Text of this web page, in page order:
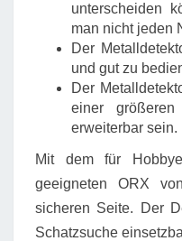
unterscheiden
man nicht jeden
Der
und gut zu
Der
einer größeren
erweiterbar sein.
Mit dem für
geeigneten ORX
sicheren Seite. Der
Schatzsuche